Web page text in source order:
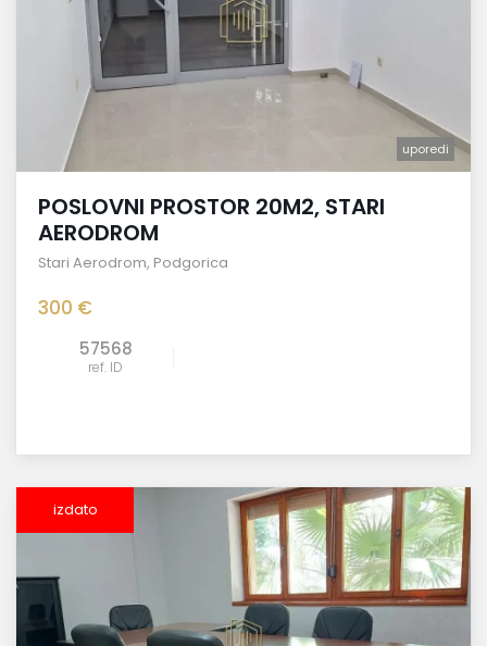
uporedi
POSLOVNI PROSTOR 20M2, STARI
AERODROM
Stari Aerodrom, Podgorica
300 €
57568
ref. ID
izdato